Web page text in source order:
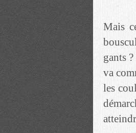
Mais
gants
va
les